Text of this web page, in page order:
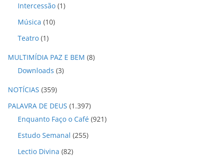
Intercessão (1)
Música (10)
Teatro (1)
MULTIMÍDIA PAZ E BEM (8)
Downloads (3)
NOTÍCIAS (359)
PALAVRA DE DEUS (1.397)
Enquanto Faço o Café (921)
Estudo Semanal (255)
Lectio Divina (82)